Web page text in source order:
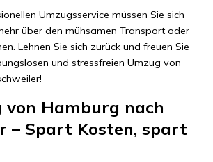
Umzugsservice müssen Sie sich
über den mühsamen Transport oder
Lehnen Sie sich zurück und freuen Sie
und stressfreien Umzug von
von Hamburg nach
– Spart Kosten, spart